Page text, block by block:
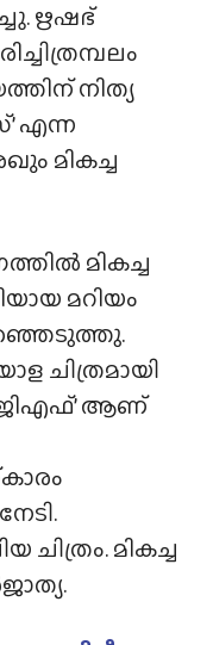
ഋഷഭ്
നിത്യ
എന്ന
മികച്ച
മികച്ച
മറിയം
ചിത്രമായി
ആണ്
ചിത്രം. മികച്ച